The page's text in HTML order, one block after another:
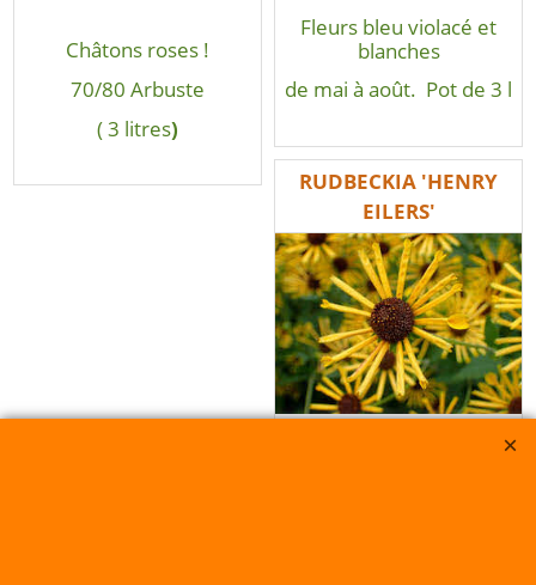
Fleurs bleu violacé et
blanches
de mai à août. Pot de 3 l
Châtons roses !
70/80 Arbuste
( 3 litres)
RUDBECKIA 'HENRY
EILERS'